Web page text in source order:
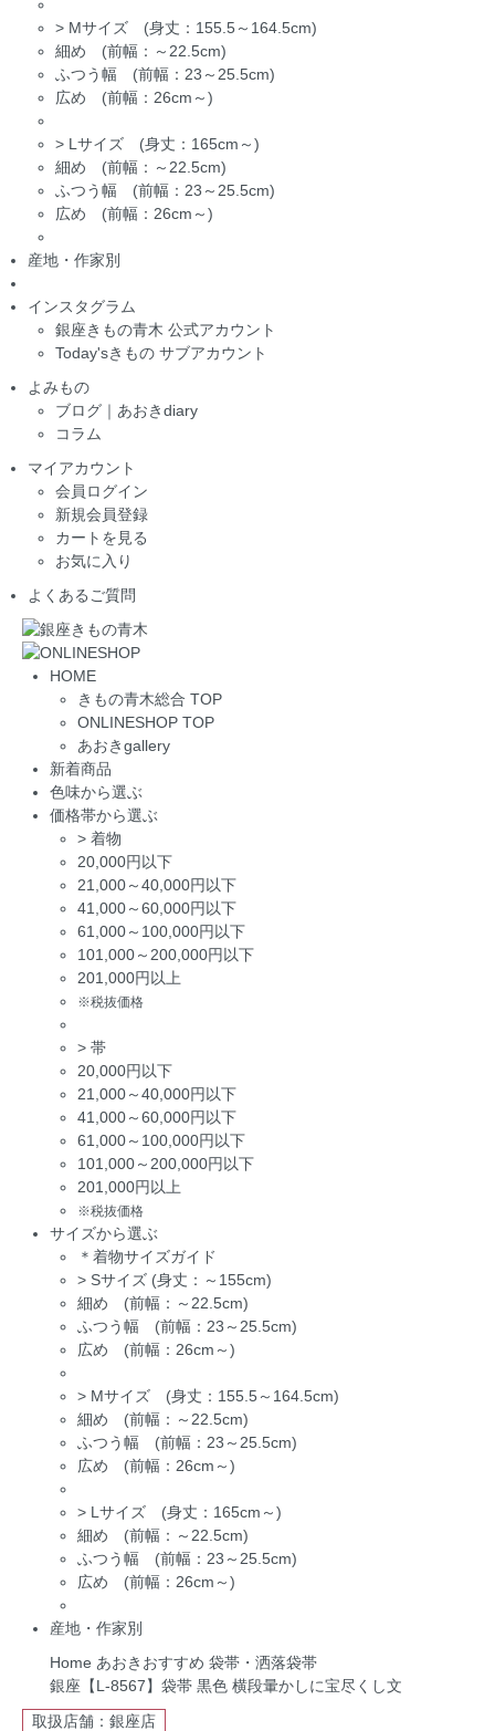
> Mサイズ (身丈：155.5～164.5cm)
細め (前幅：～22.5cm)
ふつう幅 (前幅：23～25.5cm)
広め (前幅：26cm～)
> Lサイズ (身丈：165cm～)
細め (前幅：～22.5cm)
ふつう幅 (前幅：23～25.5cm)
広め (前幅：26cm～)
産地・作家別
インスタグラム
銀座きもの青木 公式アカウント
Today'sきもの サブアカウント
よみもの
ブログ｜あおきdiary
コラム
マイアカウント
会員ログイン
新規会員登録
カートを見る
お気に入り
よくあるご質問
HOME
きもの青木総合 TOP
ONLINESHOP TOP
あおきgallery
新着商品
色味から選ぶ
価格帯から選ぶ
> 着物
20,000円以下
21,000～40,000円以下
41,000～60,000円以下
61,000～100,000円以下
101,000～200,000円以下
201,000円以上
※税抜価格
> 帯
20,000円以下
21,000～40,000円以下
41,000～60,000円以下
61,000～100,000円以下
101,000～200,000円以下
201,000円以上
※税抜価格
サイズから選ぶ
＊着物サイズガイド
> Sサイズ (身丈：～155cm)
細め (前幅：～22.5cm)
ふつう幅 (前幅：23～25.5cm)
広め (前幅：26cm～)
> Mサイズ (身丈：155.5～164.5cm)
細め (前幅：～22.5cm)
ふつう幅 (前幅：23～25.5cm)
広め (前幅：26cm～)
> Lサイズ (身丈：165cm～)
細め (前幅：～22.5cm)
ふつう幅 (前幅：23～25.5cm)
広め (前幅：26cm～)
産地・作家別
Home あおきおすすめ 袋帯・洒落袋帯
銀座【L-8567】袋帯 黒色 横段暈かしに宝尽くし文
取扱店舗：銀座店